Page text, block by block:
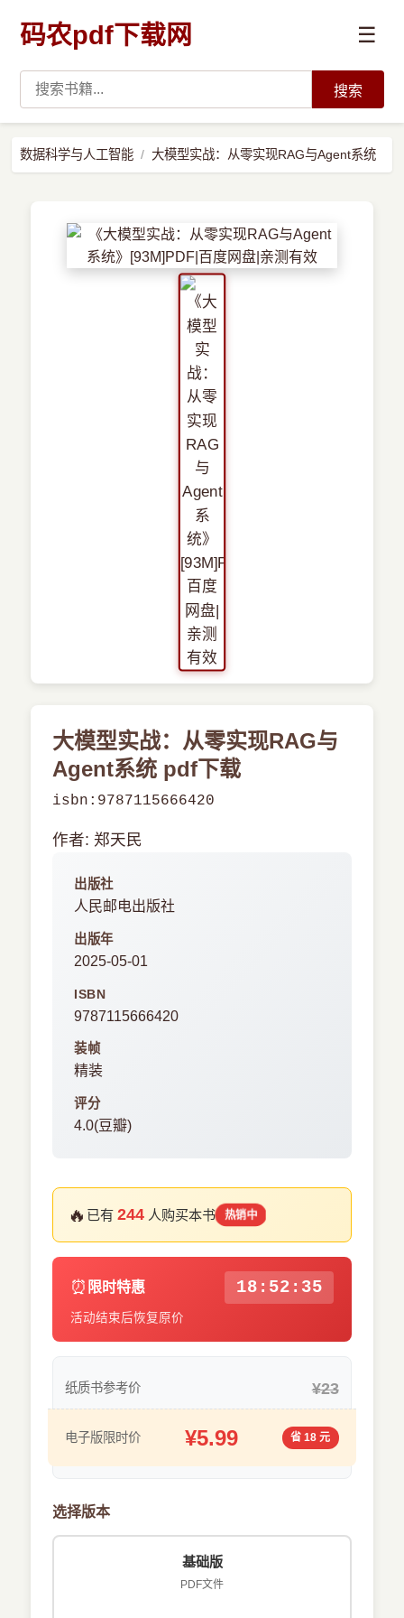
码农pdf下载网 ☰
搜索
数据科学与人工智能 大模型实战：从零实现RAG与Agent系统
大模型实战：从零实现RAG与
Agent系统 pdf下载
isbn:9787115666420
作者: 郑天民
出版社
人民邮电出版社
出版年
2025-05-01
ISBN
9787115666420
装帧
精装
评分
4.0(豆瓣)
🔥 已有244 人购买本书 热销中
⏰ 限时特惠 18:52:35
活动结束后恢复原价
纸质书参考价 ¥23
电子版限时价 ¥5.99 省 18 元
选择版本
基础版
PDF文件